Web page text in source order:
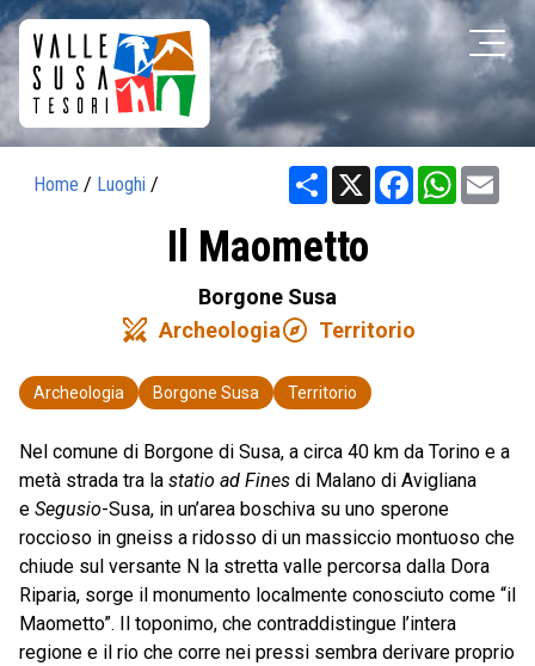
Home / Luoghi / Share X Facebook
Il Maometto
Borgone Susa
swords Archeologiaexplore Territorio
Archeologia Borgone Susa Territorio
Nel comune di Borgone di Susa, a circa 40 km da Torino e a
metà strada tra la statio ad Fines di Malano di Avigliana
e Segusio-Susa, in un’area boschiva su uno sperone
roccioso in gneiss a ridosso di un massiccio montuoso che
chiude sul versante N la stretta valle percorsa dalla Dora
Riparia, sorge il monumento localmente conosciuto come “il
Maometto”. Il toponimo, che contraddistingue l’intera
regione e il rio che corre nei pressi sembra derivare proprio